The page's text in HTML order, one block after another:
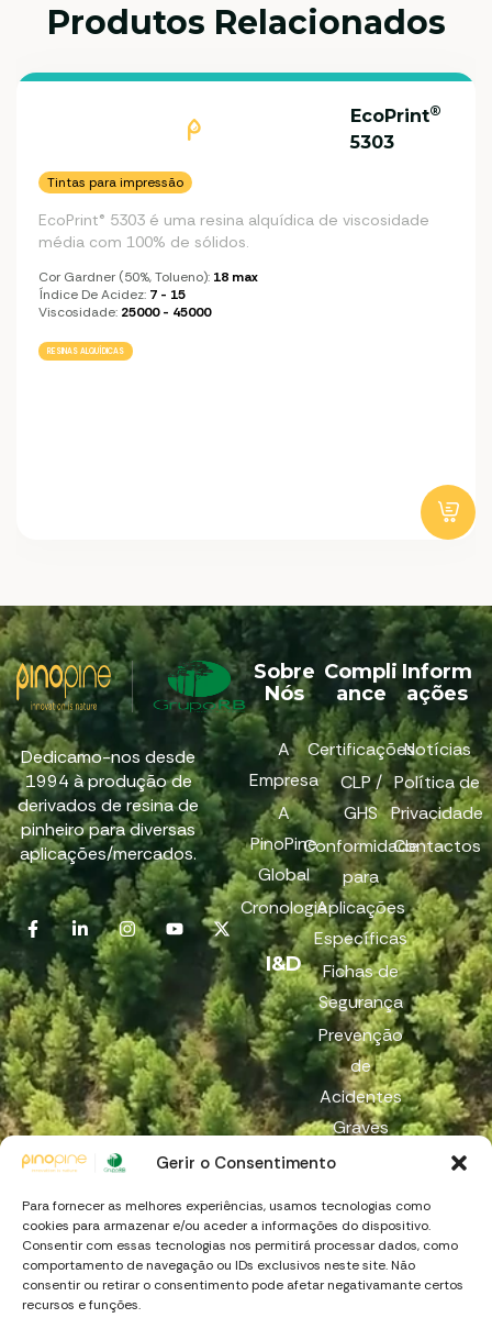
Gerir o Consentimento
Para fornecer as melhores experiências, usamos tecnologias como
cookies para armazenar e/ou aceder a informações do dispositivo.
Consentir com essas tecnologias nos permitirá processar dados, como
comportamento de navegação ou IDs exclusivos neste site. Não
consentir ou retirar o consentimento pode afetar negativamante certos
recursos e funções.
Produtos Relacionados
EcoPrint®
5303
Tintas para impressão
EcoPrint® 5303 é uma resina alquídica de viscosidade
média com 100% de sólidos.
Cor Gardner (50%, Tolueno): 18 max
Índice De Acidez: 7 - 15
Viscosidade: 25000 - 45000
RESINAS ALQUÍDICAS
Dedicamo-nos desde
1994 à produção de
derivados de resina de
pinheiro para diversas
aplicações/mercados.
Sobre
Nós
A
Empresa
A
PinoPine
Global
Cronologia
I&D
Compli
ance
Certificações
CLP /
GHS
Conformidade
para
Aplicações
Específicas
Fichas de
Segurança
Prevenção
de
Acidentes
Graves
Denúncia
Inform
ações
Notícias
Política de
Privacidade
Contactos